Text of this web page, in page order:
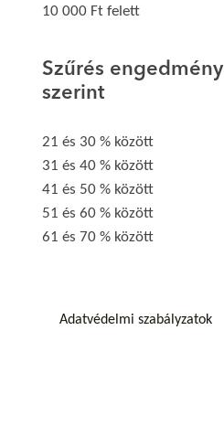
10 000 Ft felett
Szűrés engedmény
szerint
21 és 30 % között
31 és 40 % között
41 és 50 % között
51 és 60 % között
61 és 70 % között
Adatvédelmi szabályzatok